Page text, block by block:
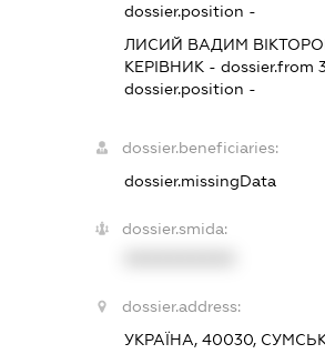
dossier.position -
ЛИСИЙ ВАДИМ
КЕРІВНИК- dossier.from
dossier.position -
dossier.beneficiaries:
dossier.missingData
dossier.smida:
dossier.address:
УКРАЇНА, 40030,